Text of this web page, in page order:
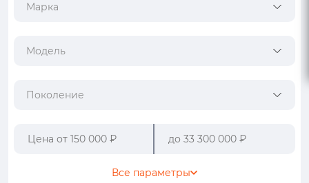
Марка
Модель
Поколение
Все параметры